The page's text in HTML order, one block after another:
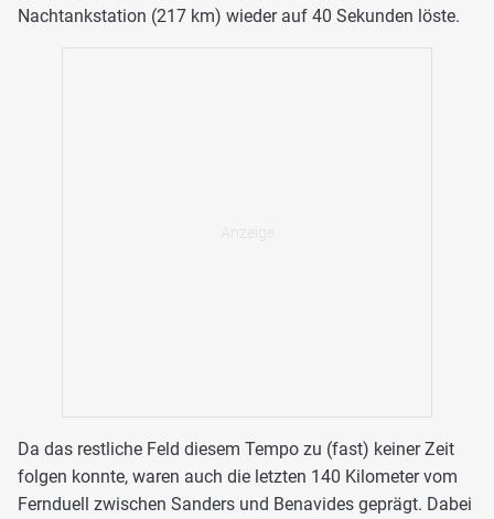
Nachtankstation (217 km) wieder auf 40 Sekunden löste.
Da das restliche Feld diesem Tempo zu (fast) keiner Zeit
folgen konnte, waren auch die letzten 140 Kilometer vom
Fernduell zwischen Sanders und Benavides geprägt. Dabei